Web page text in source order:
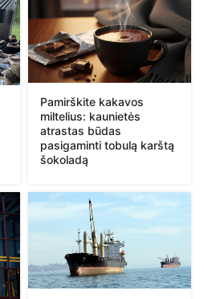
Pamirškite kakavos
miltelius: kaunietės
atrastas būdas
pasigaminti tobulą karštą
šokoladą